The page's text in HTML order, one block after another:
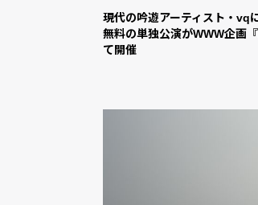
現代の吟遊アーティスト・vq
無料の単独公演がWWW企画
て開催